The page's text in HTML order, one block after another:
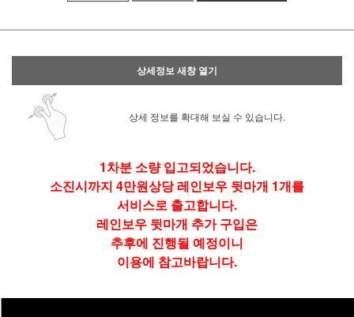
상세정보 새창 열기
상세 정보를 확대해 보실 수 있습니다.
1차분 소량 입고되었습니다.
소진시까지 4만원상당 레인보우 뒷마개 1개를
서비스로 출고합니다.
레인보우 뒷마개 추가 구입은
추후에 진행될 예정이니
이용에 참고바랍니다.